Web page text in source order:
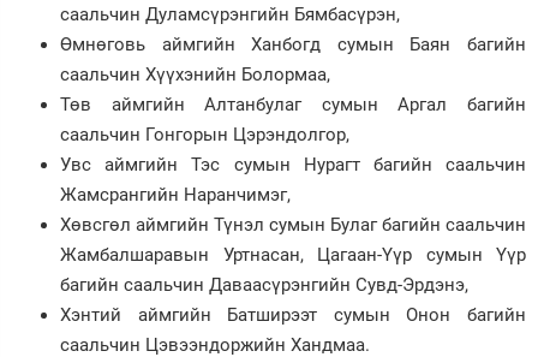
саальчин Дуламсүрэнгийн Бямбасүрэн,
Өмнөговь аймгийн Ханбогд сумын Баян багийн
саальчин Хүүхэнийн Болормаа,
Төв аймгийн Алтанбулаг сумын Аргал багийн
саальчин Гонгорын Цэрэндолгор,
Увс аймгийн Тэс сумын Нурагт багийн саальчин
Жамсрангийн Наранчимэг,
Хөвсгөл аймгийн Түнэл сумын Булаг багийн саальчин
Жамбалшаравын Уртнасан, Цагаан-Үүр сумын Үүр
багийн саальчин Даваасүрэнгийн Сувд-Эрдэнэ,
Хэнтий аймгийн Батширээт сумын Онон багийн
саальчин Цэвээндоржийн Хандмаа.